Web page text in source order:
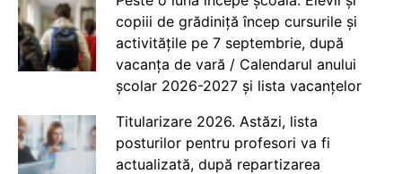
copiii de grădiniță încep cursurile și
activitățile pe 7 septembrie, după
vacanța de vară / Calendarul anului
școlar 2026-2027 și lista vacanțelor
Titularizare 2026. Astăzi, lista
posturilor pentru profesori va fi
actualizată, după repartizarea